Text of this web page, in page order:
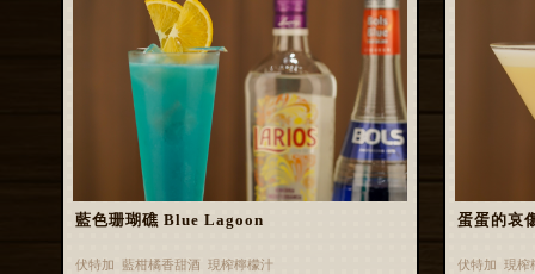
藍色珊瑚礁 Blue Lagoon
伏特加 藍柑橘香甜酒 現榨檸檬汁
蛋蛋的哀
伏特加 現